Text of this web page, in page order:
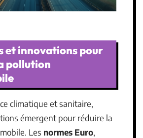
et innovations pour
pollution
climatique et sanitaire,
émergent pour réduire la
Les normes Euro,